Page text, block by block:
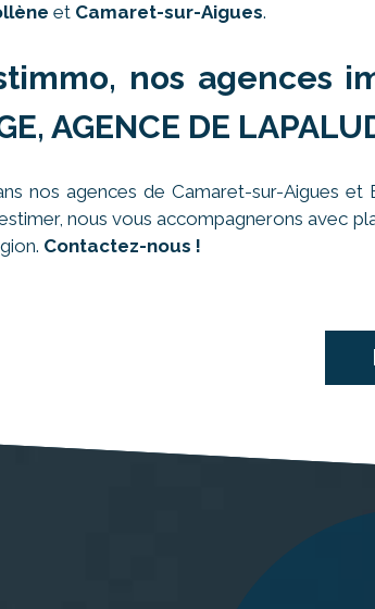
et Camaret-sur-Aigues.
nos agences
AGENCE DE
nos agences de Camaret-sur-Aigues
nous vous accompagnerons avec
Contactez-nous !